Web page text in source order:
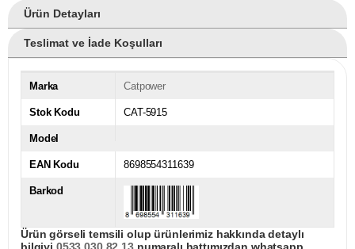
Ürün Detayları
Teslimat ve İade Koşulları
Marka Catpower
Stok Kodu CAT-5915
Model
EAN Kodu 8698554311639
Barkod
Ürün görseli temsili olup ürünlerimiz hakkında detaylı